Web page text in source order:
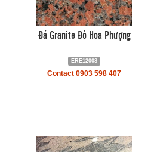
Đá Granite Đỏ Hoa Phượng
ERE12008
Contact 0903 598 407